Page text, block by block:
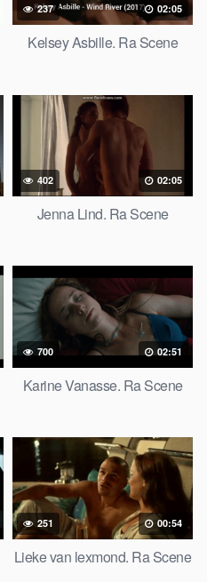
237 02:05
Kelsey Asbille. Ra Scene
402 02:05
Jenna Lind. Ra Scene
700 02:51
Karine Vanasse. Ra Scene
251 00:54
Lieke van lexmond. Ra Scene